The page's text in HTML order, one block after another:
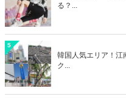
る？...
5
韓国人気エリア！江
ク...